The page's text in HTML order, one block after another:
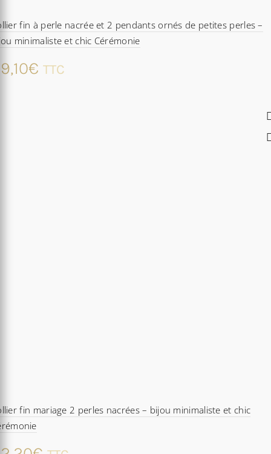
fin à perle nacrée et 2 pendants ornés de petites perles –
minimaliste et chic Cérémonie
€ TTC
fin mariage 2 perles nacrées – bijou minimaliste et chic